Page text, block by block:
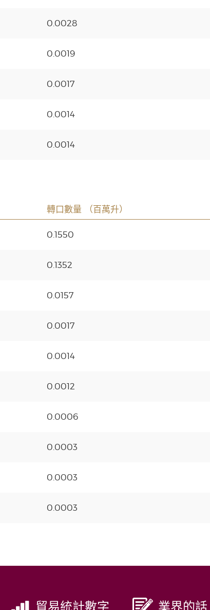
0.0028
0.0019
0.0017
0.0014
0.0014
轉口數量 （百萬升）
0.1550
0.1352
0.0157
0.0017
0.0014
0.0012
0.0006
0.0003
0.0003
0.0003
貿易統計數字 業界的話